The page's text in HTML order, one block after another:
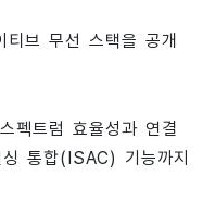
브 무선 스택을 공개
펙트럼 효율성과 연결
통합(ISAC) 기능까지